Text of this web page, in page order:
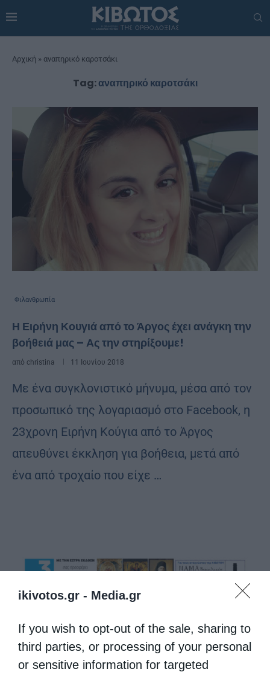
ikivotos.gr - Media.gr
If you wish to opt-out of the sale, sharing to
third parties, or processing of your personal
or sensitive information for targeted
Αρχική » αναπηρικό καροτσάκι
Tag:αναπηρικό καροτσάκι
Φιλανθρωπία
Η Ειρήνη Κουγιά από το Άργος έχει ανάγκη την
βοήθειά μας – Ας την στηρίξουμε!
από christina 11 Ιουνίου 2018
Με ένα συγκλονιστικό μήνυμα, μέσα από τον
προσωπικό της λογαριασμό στο Facebook, η
23χρονη Ειρήνη Κούγια από το Άργος
απευθύνει έκκληση για βοήθεια, μετά από
ένα από τροχαίο που είχε …